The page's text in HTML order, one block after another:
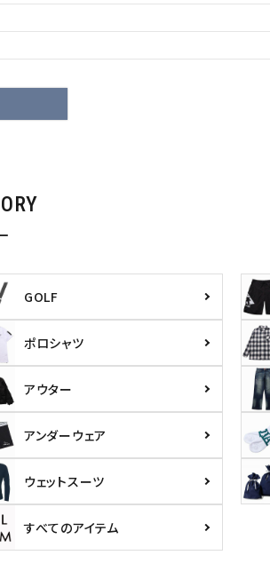
40inc
する
GOLF
ポロシャツ
アウター
アンダーウェア
ウェットスーツ
すべてのアイテム